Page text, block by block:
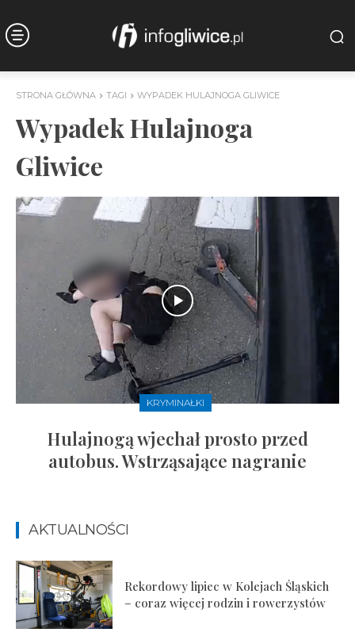
STRONA GŁÓWNA TAGI WYPADEK HULAJNOGA GLIWICE
Wypadek Hulajnoga
Gliwice
KRYMINAŁKI
Hulajnogą wjechał prosto przed
autobus. Wstrząsające nagranie
AKTUALNOŚCI
Rekordowy lipiec w Kolejach Śląskich
– coraz więcej rodzin i rowerzystów